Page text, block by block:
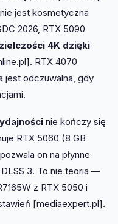
jest kosmetyczna
2026, RTX 5090
4K dzięki
RTX 4070
jest odczuwalna, gdy
nie kończy się
RTX 5060 (8 GB
on na płynne
3. To nie teoria —
z RTX 5050 i
[mediaexpert.pl].